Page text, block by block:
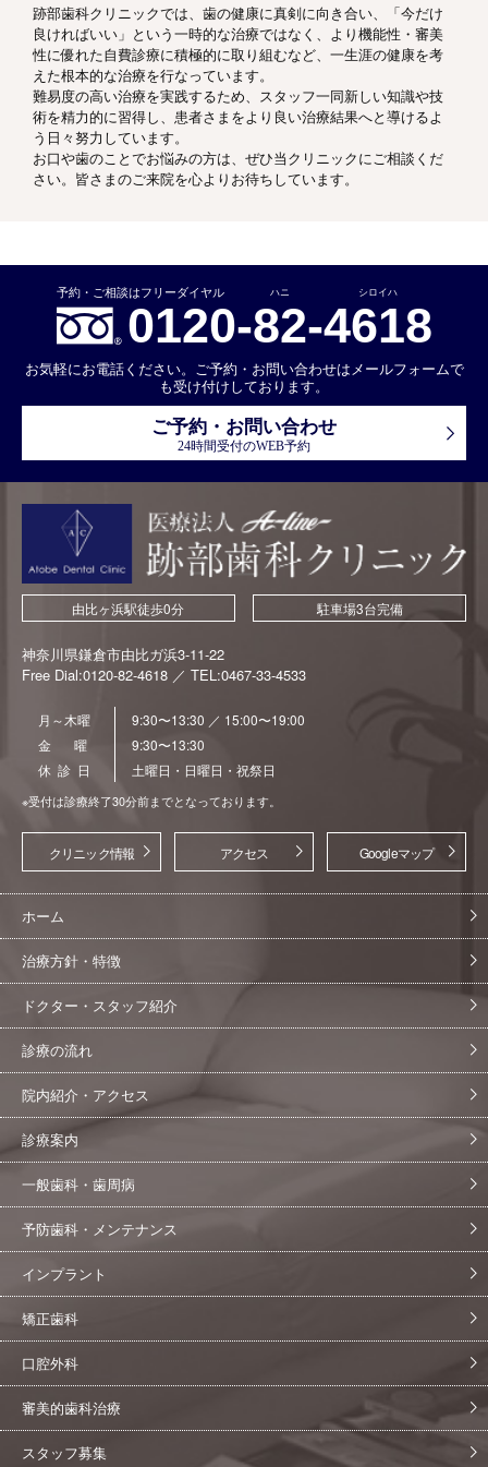
跡部歯科クリニックでは、歯の健康に真剣に向き合い、「今だけ
良ければいい」という一時的な治療ではなく、より機能性・審美
性に優れた自費診療に積極的に取り組むなど、一生涯の健康を考
えた根本的な治療を行なっています。
難易度の高い治療を実践するため、スタッフ一同新しい知識や技
術を精力的に習得し、患者さまをより良い治療結果へと導けるよ
う日々努力しています。
お口や歯のことでお悩みの方は、ぜひ当クリニックにご相談くだ
さい。皆さまのご来院を心よりお待ちしています。
0120-82
ハニ
-4618
シロイハ
ご予約・お問い合わせ
24時間受付のWEB予約
お気軽にお電話ください。ご予約・お問い合わせはメールフォームで
も受け付けしております。
由比ヶ浜駅徒歩0分 駐車場3台完備
神奈川県鎌倉市由比ガ浜3-11-22
Free Dial:0120-82-4618 ／ TEL:0467-33-4533
月～木曜
9:30〜13:30 ／ 15:00〜19:00
金 曜
9:30〜13:30
休 診 日
土曜日・日曜日・祝祭日
※受付は診療終了30分前までとなっております。
クリニック情報 アクセス Googleマップ
ホーム
治療方針・特徴
ドクター・スタッフ紹介
診療の流れ
院内紹介・アクセス
診療案内
一般歯科・歯周病
予防歯科・メンテナンス
インプラント
矯正歯科
口腔外科
審美的歯科治療
スタッフ募集